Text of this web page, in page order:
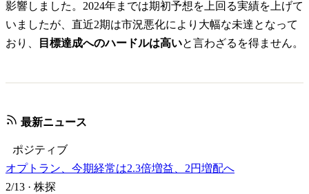
影響しました。2024年までは期初予想を上回る実績を上げて
いましたが、直近2期は市況悪化により大幅な未達となって
おり、
目標達成へのハードルは高いと言わざるを得ません。
最新ニュース
ポジティブ
オプトラン、今期経常は2.3倍増益、2円増配へ
2/13 · 株探